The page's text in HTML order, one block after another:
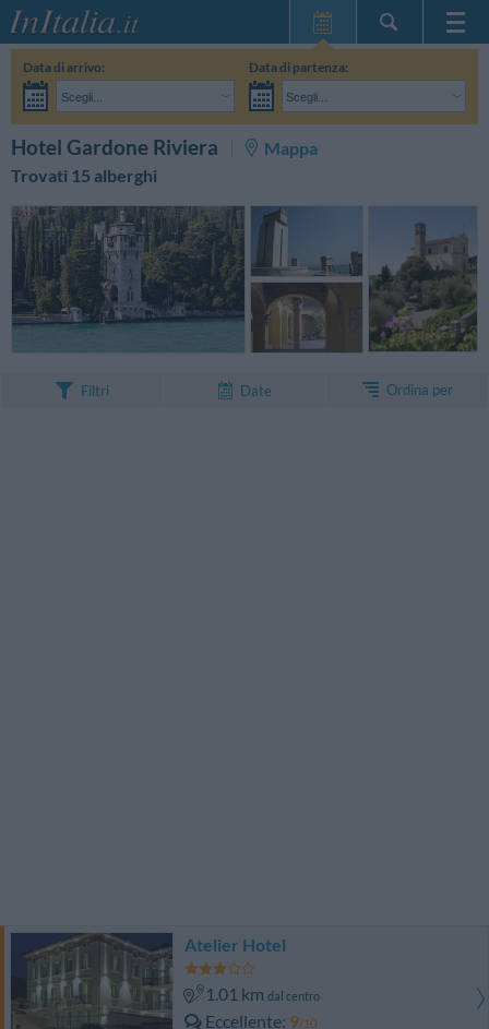
Home Page
Le mie Prenotazioni
InItalia Club
Data di arrivo:
Scegli...
Data di partenza:
Scegli...
Hotel Gardone Riviera
Mappa
Trovati 15 alberghi
Filtri Date Ordina per
Atelier Hotel
1.01 km dal centro
Eccellente 9/10